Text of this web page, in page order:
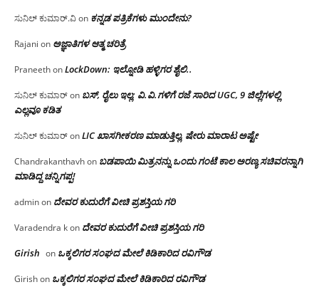
ಸುನಿಲ್ ಕುಮಾರ್.ವಿon ಕನ್ನಡ ಪತ್ರಿಕೆಗಳು ಮುಂದೇನು?
Rajani on ಅಜ್ಞಾತಿಗಳ ಆತ್ಮ ಚರಿತ್ರೆ
PraneethonLockDown: ಇಲ್ನೋಡಿ ಹಳ್ಳಿಗರ ಶೈಲಿ..
ಸುನಿಲ್ ಕುಮಾರ್on ಬಸ್, ರೈಲು ಇಲ್ಲ; ವಿ.ವಿ.ಗಳಿಗೆ ರಜೆ ಸಾರಿದ UGC, 9 ಜಿಲ್ಲೆಗಳಲ್ಲಿ
ಎಲ್ಲವೂ ಕಡಿತ
ಸುನಿಲ್ ಕುಮಾರ್onLIC ಖಾಸಗೀಕರಣ ಮಾಡುತ್ತಿಲ್ಲ, ಷೇರು ಮಾರಾಟ ಅಷ್ಟೇ
Chandrakanthavhon ಬಡಪಾಯಿ ಮಿತ್ರನನ್ನು ಒಂದು ಗಂಟೆ ಕಾಲ ಅರಣ್ಯ ಸಚಿವರನ್ನಾಗಿ
ಮಾಡಿದ್ದ ಚನ್ನಿಗಪ್ಪ!
adminon ದೇವರ ಕುದುರೆಗೆ ವೀಚಿ ಪ್ರಶಸ್ತಿಯ ಗರಿ
Varadendra kon ದೇವರ ಕುದುರೆಗೆ ವೀಚಿ ಪ್ರಶಸ್ತಿಯ ಗರಿ
Girish on ಒಕ್ಕಲಿಗರ ಸಂಘದ ಮೇಲೆ ಕಿಡಿಕಾರಿದ ರವಿಗೌಡ
Girishon ಒಕ್ಕಲಿಗರ ಸಂಘದ ಮೇಲೆ ಕಿಡಿಕಾರಿದ ರವಿಗೌಡ